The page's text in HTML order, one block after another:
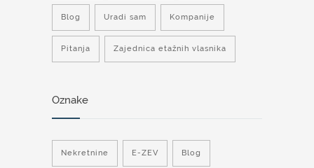
Blog Uradi sam Kompanije
Pitanja Zajednica etažnih vlasnika
Oznake
Nekretnine E-ZEV Blog